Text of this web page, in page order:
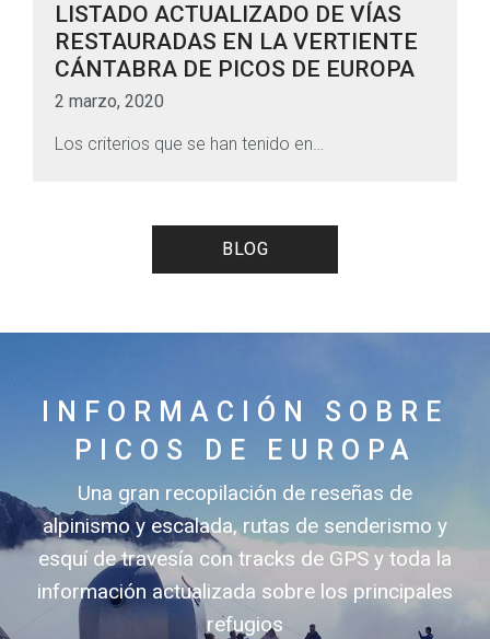
LISTADO ACTUALIZADO DE VÍAS
RESTAURADAS EN LA VERTIENTE
CÁNTABRA DE PICOS DE EUROPA
2 marzo, 2020
Los criterios que se han tenido en…
BLOG
INFORMACIÓN SOBRE
PICOS DE EUROPA
Una gran recopilación de reseñas de
alpinismo y escalada, rutas de senderismo y
esquí de travesía con tracks de GPS y toda la
información actualizada sobre los principales
refugios